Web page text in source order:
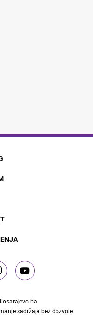
.
sadržaja bez dozvole